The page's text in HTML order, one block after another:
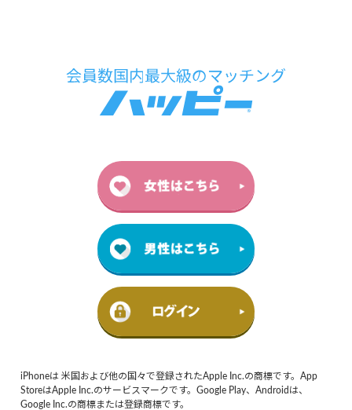
iPhoneは 米国および他の国々で登録されたApple Inc.の商標です。App
StoreはApple Inc.のサービスマークです。Google Play、Androidは、
Google Inc.の商標または登録商標です。